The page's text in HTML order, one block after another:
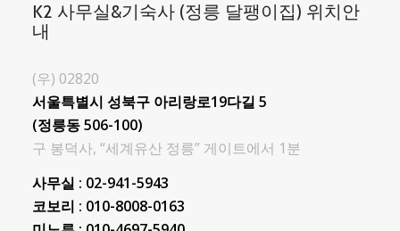
K2 사무실&기숙사 (정릉 달팽이집) 위치안
내
(우) 02820
서울특별시 성북구 아리랑로19다길 5
(정릉동 506-100)
구 봉덕사, “세계유산 정릉” 게이트에서 1분
사무실 : 02-941-5943
코보리 : 010-8008-0163